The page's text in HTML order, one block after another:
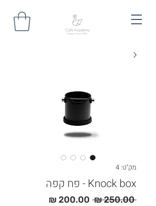
מק"ט: 4
Knock box - פח קפה
‏250.00 ‏₪
מחיר